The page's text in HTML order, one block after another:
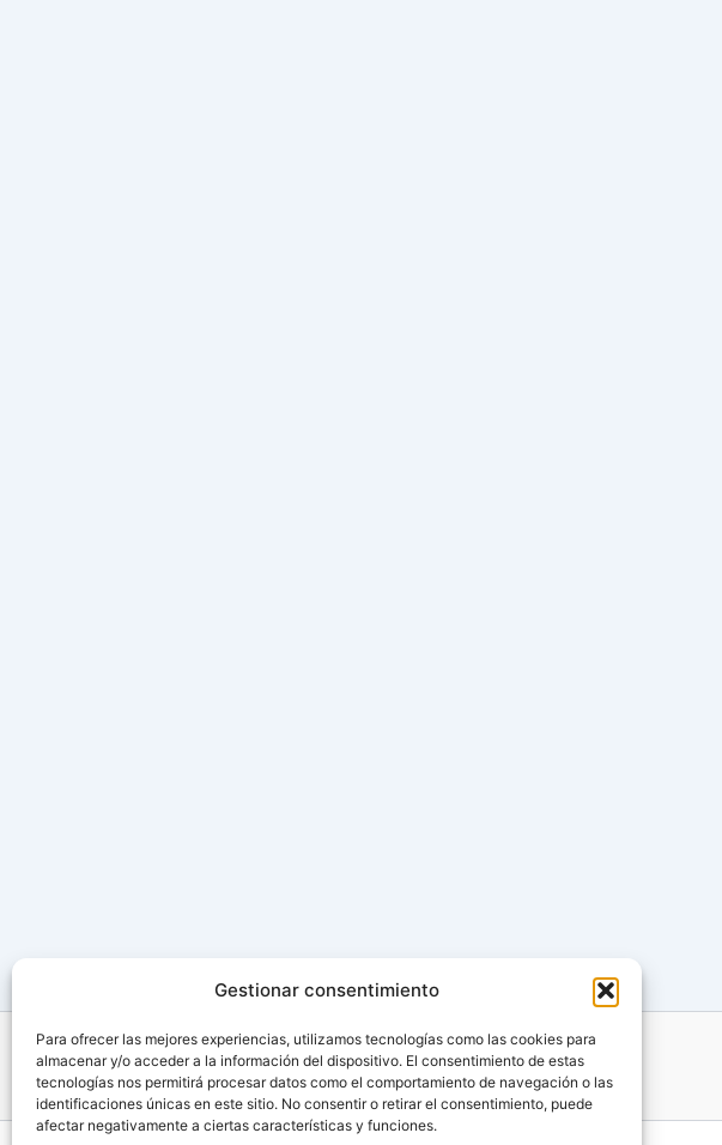
Gestionar consentimiento
Para ofrecer las mejores experiencias, utilizamos tecnologías como las cookies para
almacenar y/o acceder a la información del dispositivo. El consentimiento de estas
tecnologías nos permitirá procesar datos como el comportamiento de navegación o las
identificaciones únicas en este sitio. No consentir o retirar el consentimiento, puede
afectar negativamente a ciertas características y funciones.